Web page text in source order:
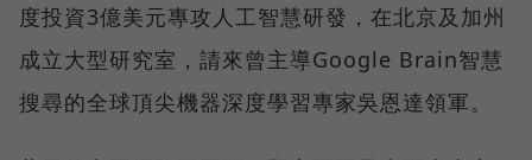
度投資3億美元專攻人工智慧研發，在北京及加州
成立大型研究室，請來曾主導Google Brain智慧
搜尋的全球頂尖機器深度學習專家吳恩達領軍。